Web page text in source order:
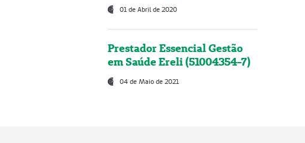
01 de Abril de 2020
Prestador Essencial Gestão
em Saúde Ereli (51004354-7)
04 de Maio de 2021